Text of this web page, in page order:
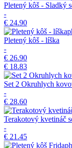
Pletený kôš - Sladký
-
€ 24.90
Pletený kôš - líška
-
€ 26.90
€ 18.83
Set 2 Okruhlych
-
€ 28.60
Terakotový kvetináč
-
€ 21.45